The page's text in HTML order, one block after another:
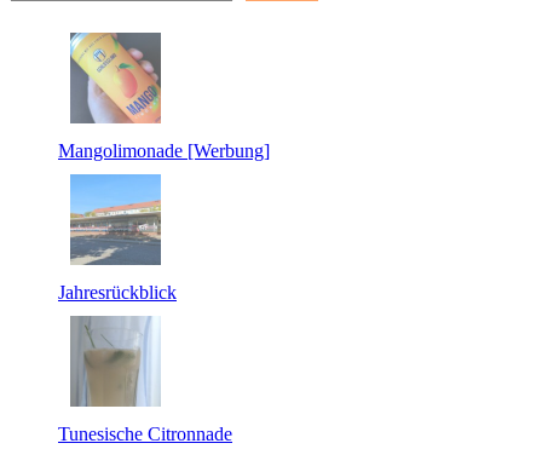
Mangolimonade [Werbung]
Jahresrückblick
Tunesische Citronnade